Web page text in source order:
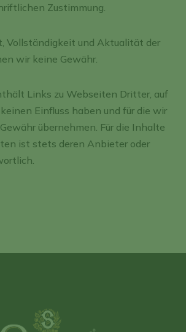
Zustimmung.
Vollständigkeit und Aktualität der
wir keine Gewähr.
Links zu Webseiten Dritter, auf
Einfluss haben und für die wir
übernehmen. Für die Inhalte
ist stets deren Anbieter oder